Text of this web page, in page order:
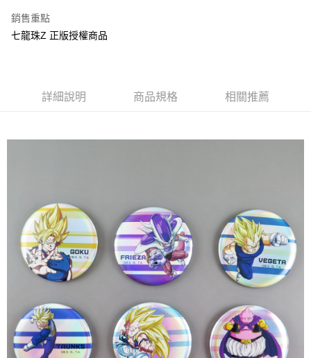
相關說明
AFTEE先享後付是「在收到商品之後才付款」的支付方式。 讓您購物簡單
３．安心：先確認商品／服務後，再付款。
結帳頁面，進行簡訊認證並確認金額後，即可完成結帳。
購買商品的店家。未經商家同意取消之訂單仍視為有效，需透過AFTEE先享
後付繳納相關費用。
※ 交易是否成功請以「AFTEE先享後付 」之結帳頁面顯示為準，若有關於
是否繳費成功／繳費後需取消欲退款等相關疑問，請聯繫「AFTEE先享後付
客戶支援中心」https://netprotections.freshdesk.com/support/home
【注意事項】
１．透過由恩沛科技股份有限公司提供之「AFTEE先享後付」服務完成之交
易，需依本服務之必要範圍內提供個人資料，並將交易相關給付款項請求債
權轉讓予恩沛科技股份有限公司。
２．關於個人資料處理事宜，請瀏覽以下網址：
https://aftee.tw/terms/#terms3
３．未成年的使用者請事先徵得法定代理人或監護人之同意方可使用
ATM付款
全家付款取貨
付款後全家取貨
每筆NT$60，滿NT$499(含以上)免運費
付款後7-11取貨
每筆NT$60，滿NT$499(含以上)免運費
宅配
每筆NT$120，滿NT$499(含以上)免運費
海外宅配 查看運費
銷售重點
七龍珠Z 正版授權商品
詳細說明 商品規格 相關推薦